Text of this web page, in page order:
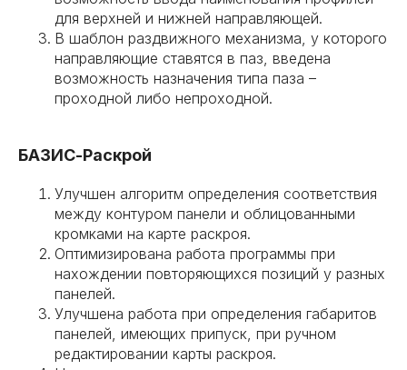
для верхней и нижней направляющей.
В шаблон раздвижного механизма, у которого
направляющие ставятся в паз, введена
возможность назначения типа паза –
проходной либо непроходной.
БАЗИС-Раскрой
Улучшен алгоритм определения соответствия
между контуром панели и облицованными
кромками на карте раскроя.
Оптимизирована работа программы при
нахождении повторяющихся позиций у разных
панелей.
Улучшена работа при определения габаритов
панелей, имеющих припуск, при ручном
редактировании карты раскроя.